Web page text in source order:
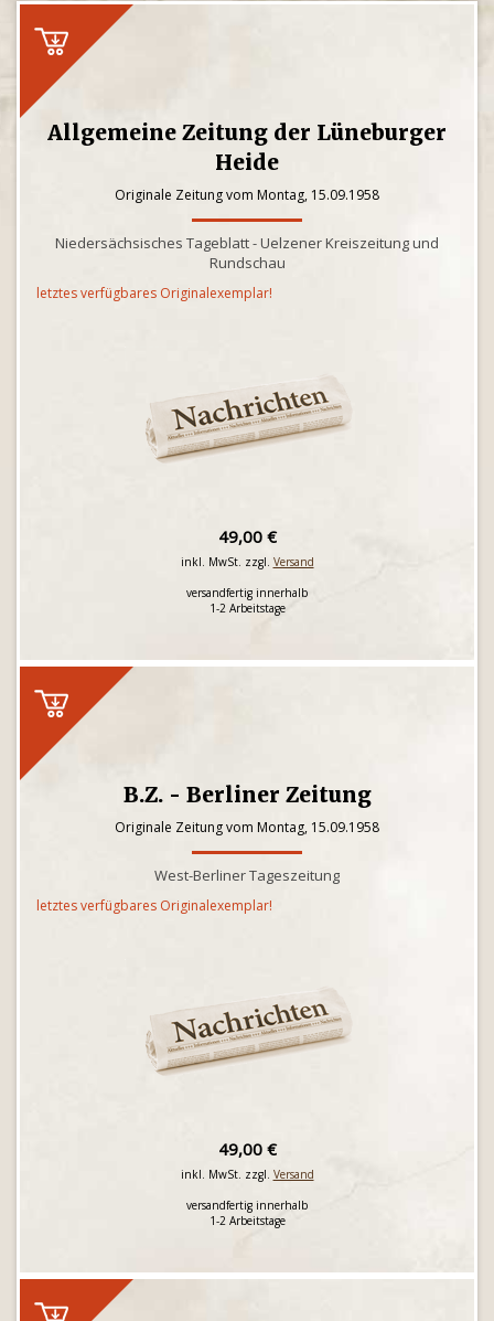
Allgemeine Zeitung der Lüneburger
Heide
Originale Zeitung vom Montag, 15.09.1958
Niedersächsisches Tageblatt - Uelzener Kreiszeitung und
Rundschau
letztes verfügbares Originalexemplar!
49,00 €
inkl. MwSt. zzgl. Versand
versandfertig innerhalb
1-2 Arbeitstage
B.Z. - Berliner Zeitung
Originale Zeitung vom Montag, 15.09.1958
West-Berliner Tageszeitung
letztes verfügbares Originalexemplar!
49,00 €
inkl. MwSt. zzgl. Versand
versandfertig innerhalb
1-2 Arbeitstage